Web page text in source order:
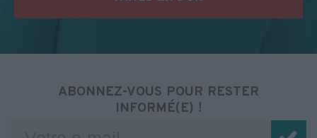
ABONNEZ-VOUS POUR RESTER
INFORMÉ(E) !